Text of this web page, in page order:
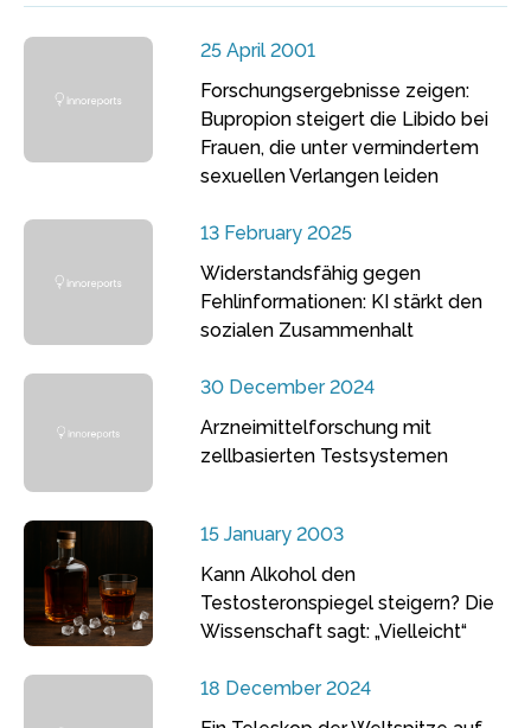
25 April 2001
Forschungsergebnisse zeigen:
Bupropion steigert die Libido bei
Frauen, die unter vermindertem
sexuellen Verlangen leiden
13 February 2025
Widerstandsfähig gegen
Fehlinformationen: KI stärkt den
sozialen Zusammenhalt
30 December 2024
Arzneimittelforschung mit
zellbasierten Testsystemen
15 January 2003
Kann Alkohol den
Testosteronspiegel steigern? Die
Wissenschaft sagt: „Vielleicht“
18 December 2024